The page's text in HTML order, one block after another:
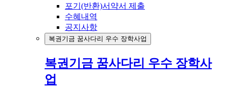
포기(반환)서약서 제출
수혜내역
공지사항
복권기금 꿈사다리 우수 장학사업
복권기금 꿈사다리 우수 장학사
업